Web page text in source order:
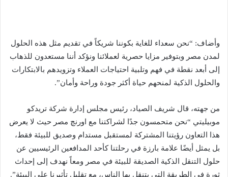
وأضاف: “نحن سعداء للغاية بكوننا شريكاً في تقديم مثل هذه الحلول
لمدن مصر وبتوفير مزايا حصرية لعملائنا ونؤكد أننا مستعدون للذهاب
إلى أبعد نقطة في فهم وتلبية احتياجات العملاء وتزويدهم بالابتكارات
والحلول الذكية لمنحهم حياة أكثر جودة وراحة وأمان”.
من جهته، قال شريف الصياد، رئيس مجلس إدارة شركة تريدكو
موبيليتي “نحن متحمسون جدًا لشراكتنا مع اورنچ مصر حيث لا يعرض
هذا التعاون رؤيتنا المشتركة لمستقبل مستدام وصديق للبيئة فقط،
بل يمثل أيضًا علامة بارزة في رحلتنا كأحد المدافعين الرئيسيين عن
حلول التنقل الذكية الصديقة للبيئة في مصر ومعاً نهدف إلى إحداث
ثورة في الطريقة التي يتنقل بها الناس، مع تقليل تأثيرنا على البيئة”.